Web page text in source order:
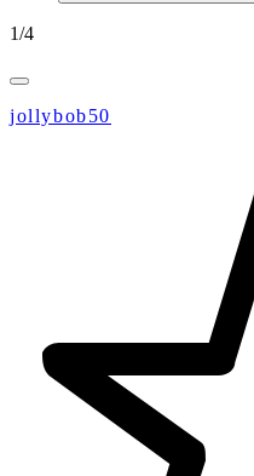
1/4
jollybob50